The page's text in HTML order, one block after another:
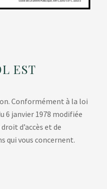
EST
Conformément à la loi
6 janvier 1978 modifiée
d’accès et de
qui vous concernent.